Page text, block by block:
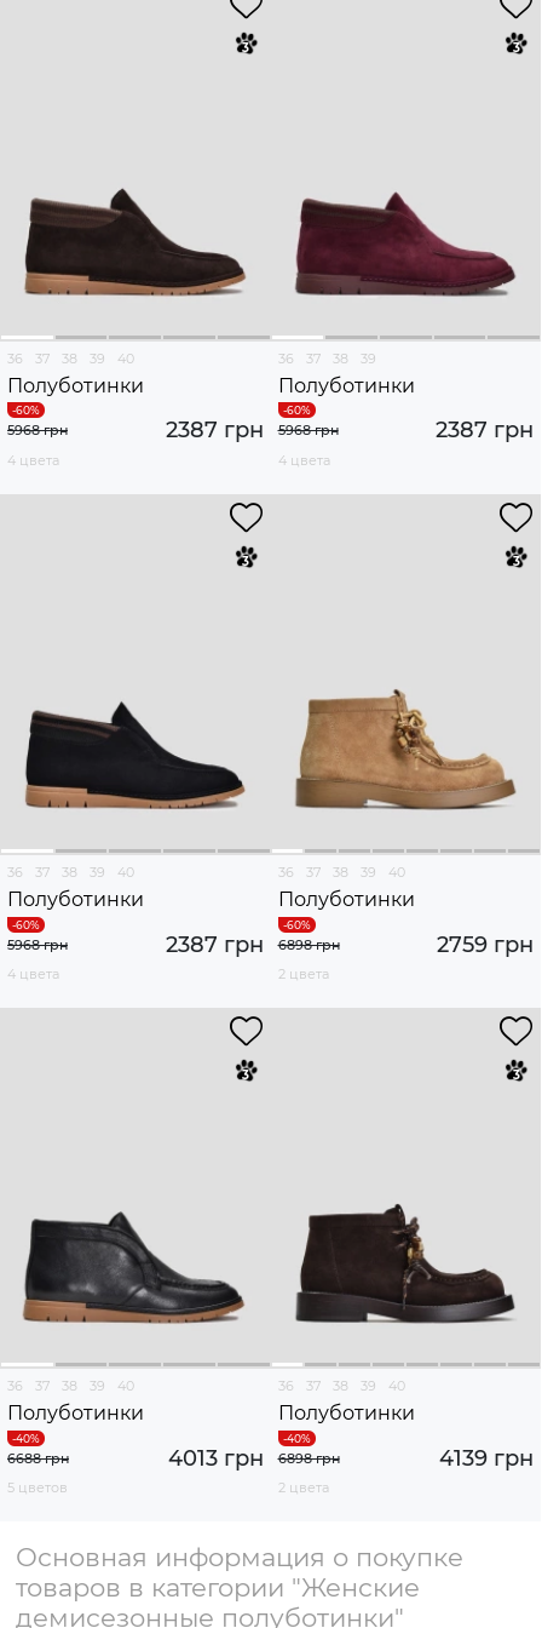
36 37 38 39 40
Полуботинки
2387 грн
5968 грн
4 цвета
36 37 38 39
Полуботинки
2387 грн
5968 грн
4 цвета
36 37 38 39 40
Полуботинки
2387 грн
5968 грн
4 цвета
36 37 38 39 40
Полуботинки
2759 грн
6898 грн
2 цвета
36 37 38 39 40
Полуботинки
4013 грн
6688 грн
5 цветов
36 37 38 39 40
Полуботинки
4139 грн
6898 грн
2 цвета
Основная информация о покупке
товаров в категории "Женские
демисезонные полуботинки"